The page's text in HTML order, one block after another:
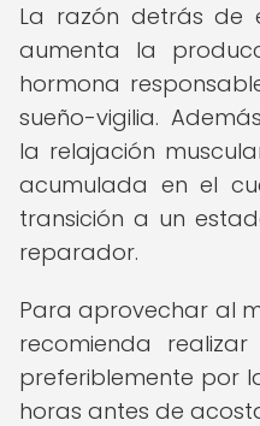
La razón detrás de
aumenta la
hormona
sueño-vigilia.
la relajación
acumulada en el
transición a un
reparador.
Para aprovechar al
recomienda realizar
preferiblemente por
horas antes de